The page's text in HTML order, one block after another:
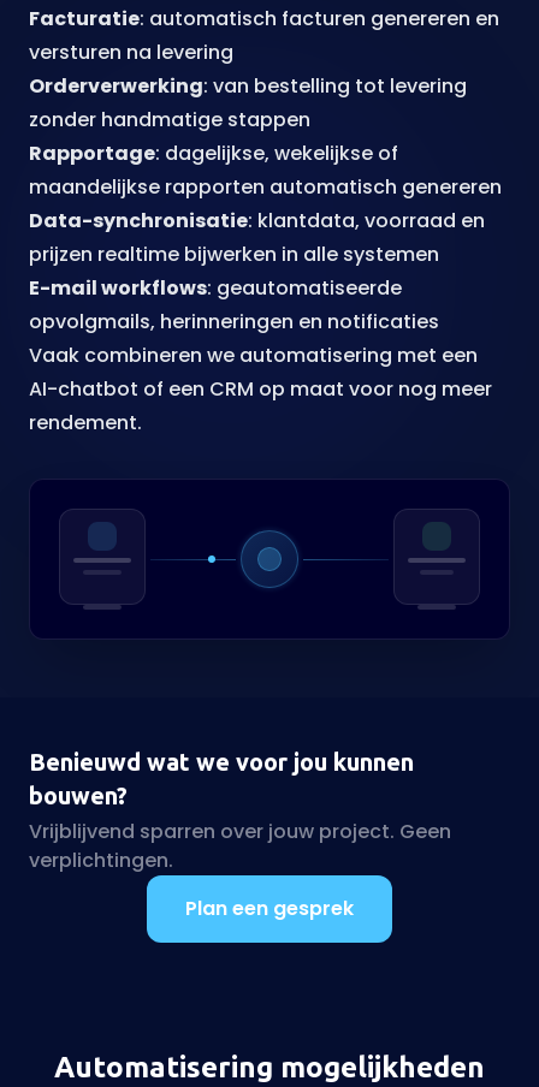
Facturatie: automatisch facturen genereren en
versturen na levering
Orderverwerking: van bestelling tot levering
zonder handmatige stappen
Rapportage: dagelijkse, wekelijkse of
maandelijkse rapporten automatisch genereren
Data-synchronisatie: klantdata, voorraad en
prijzen realtime bijwerken in alle systemen
E-mail workflows: geautomatiseerde
opvolgmails, herinneringen en notificaties
Vaak combineren we automatisering met een
AI-chatbot of een CRM op maat voor nog meer
rendement.
Benieuwd wat we voor jou kunnen
bouwen?
Vrijblijvend sparren over jouw project. Geen
verplichtingen.
Plan een gesprek
Automatisering mogelijkheden